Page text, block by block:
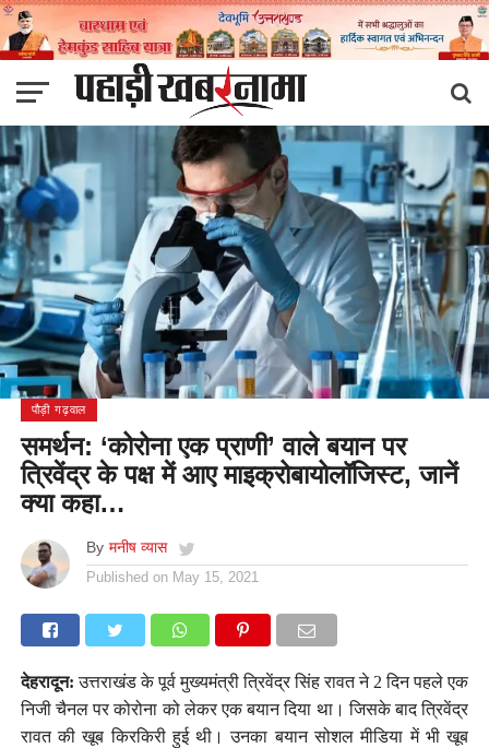
पौड़ी गढ़वाल
समर्थन: ‘कोरोना एक प्राणी’ वाले बयान पर
त्रिवेंद्र के पक्ष में आए माइक्रोबायोलॉजिस्ट, जानें
क्या कहा…
By मनीष व्यास
Published on May 15, 2021
देहरादून: उत्तराखंड के पूर्व मुख्यमंत्री त्रिवेंद्र सिंह रावत ने 2 दिन पहले एक
निजी चैनल पर कोरोना को लेकर एक बयान दिया था। जिसके बाद त्रिवेंद्र
रावत की खूब किरकिरी हुई थी। उनका बयान सोशल मीडिया में भी खूब